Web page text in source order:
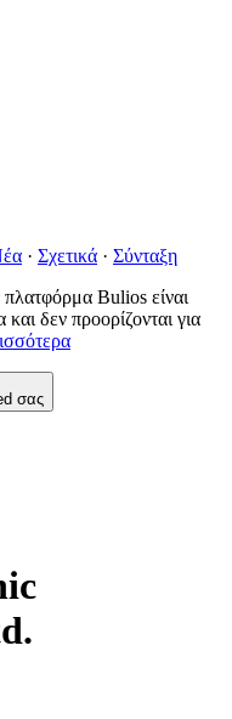
· Σχετικά · Σύνταξη
Bulios είναι
δεν προορίζονται για
σας